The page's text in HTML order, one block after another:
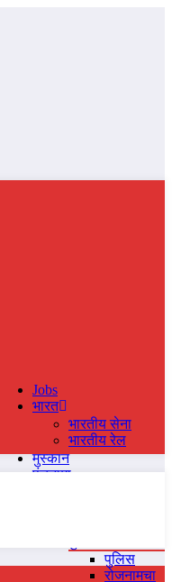
Jobs
भारत
भारतीय सेना
भारतीय रेल
मुस्‍कान
पंचनामा
पुलिस
रोजनामचा